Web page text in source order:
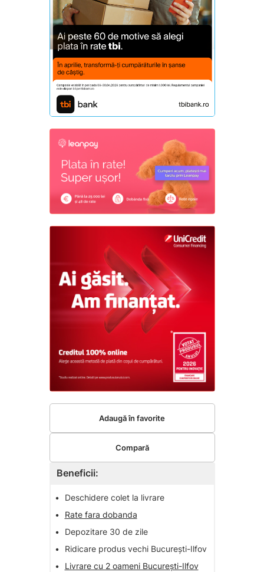
Beneficii:
•
Deschidere colet la livrare
•
Rate fara dobanda
•
Depozitare 30 de zile
•
Ridicare produs vechi București-Ilfov
•
Livrare cu 2 oameni București-Ilfov
Adaugă în favorite
Compară